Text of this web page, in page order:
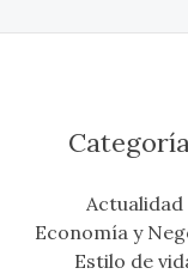
Actualidad
Economía y
Estilo de